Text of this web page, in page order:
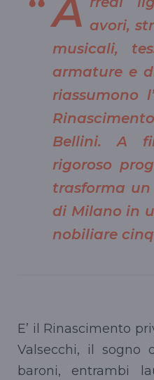
A avori,
musicali,
armature e
riassumono
Bellini. A
rigoroso
trasforma
di Milano in
nobiliare
E’ il Rinascimento
Valsecchi, il sogno
baroni, entrambi